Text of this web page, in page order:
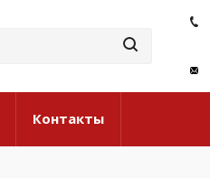
Контакты